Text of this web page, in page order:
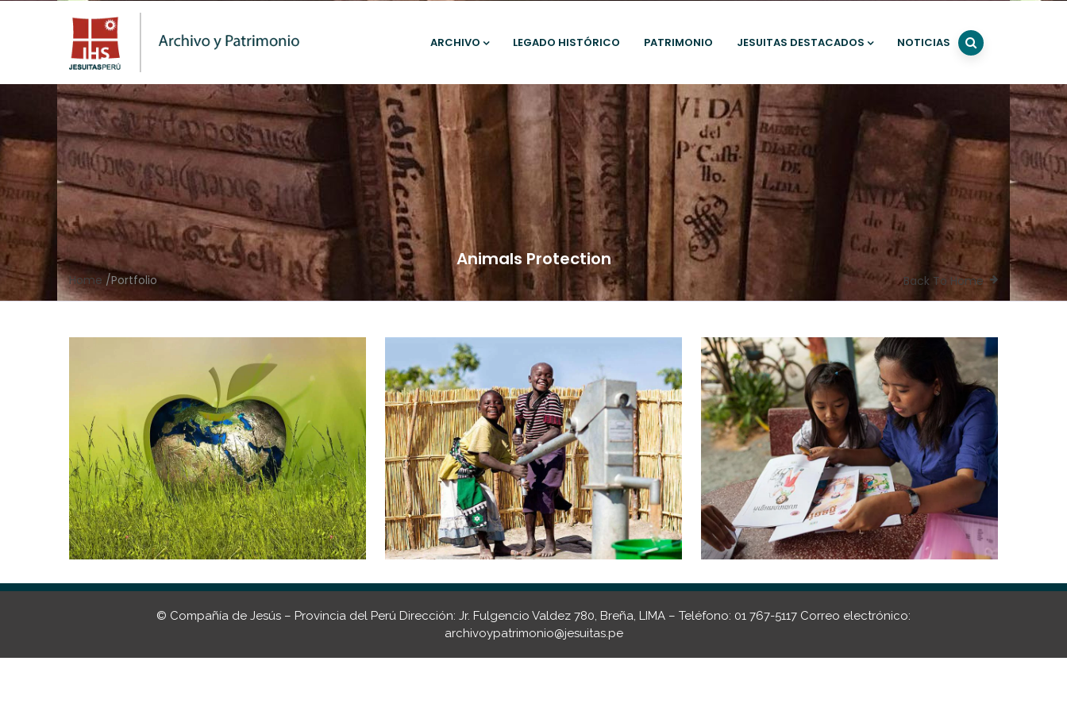
ARCHIVO LEGADO HISTÓRICO PATRIMONIO JESUITAS DESTACADOS NOTICIAS
Animals Protection
Home /Portfolio Back To Home
© Compañía de Jesús – Provincia del Perú Dirección: Jr. Fulgencio Valdez 780, Breña, LIMA – Teléfono: 01 767-5117 Correo electrónico:
archivoypatrimonio@jesuitas.pe